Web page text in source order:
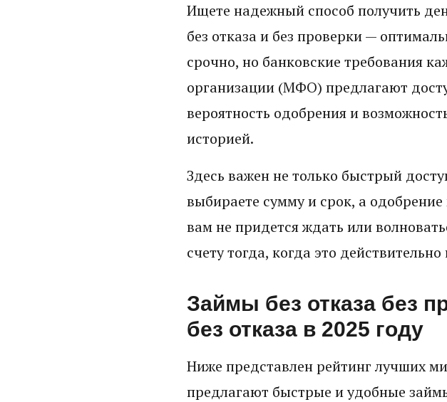
Ищете надежный способ получить
без отказа и без проверки —
срочно, но банковские требования
организации (МФО) предлагают
вероятность одобрения и
историей.
Здесь важен не только быстрый
выбираете сумму и срок, а
вам не придется ждать или
счету тогда, когда это
Займы без отказа без
без отказа в 2025 году
Ниже представлен рейтинг лучших
предлагают быстрые и удобные